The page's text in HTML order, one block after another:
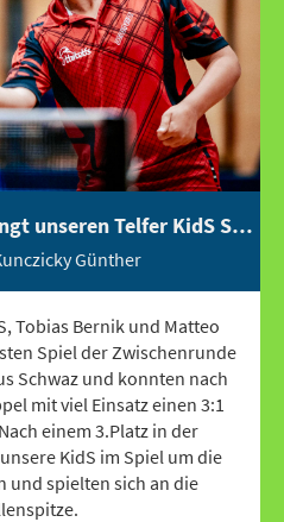
Im U13 MM-Bewerb gelingt unseren Telfer KidS Sensation...
Günther
Tobias Bernik und Matteo
Spiel der Zwischenrunde
Schwaz und konnten nach
mit viel Einsatz einen 3:1
einem 3.Platz in der
KidS im Spiel um die
und spielten sich an die